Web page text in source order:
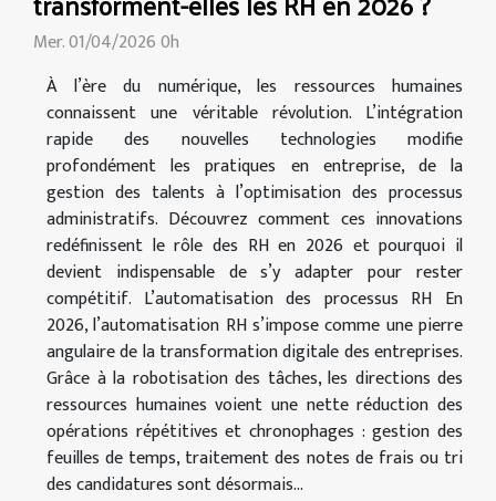
Mer. 01/04/2026 0h
À l’ère du numérique, les ressources humaines
connaissent une véritable révolution. L’intégration
rapide des nouvelles technologies modifie
profondément les pratiques en entreprise, de la
gestion des talents à l’optimisation des processus
administratifs. Découvrez comment ces innovations
redéfinissent le rôle des RH en 2026 et pourquoi il
devient indispensable de s’y adapter pour rester
compétitif. L’automatisation des processus RH En
2026, l’automatisation RH s’impose comme une pierre
angulaire de la transformation digitale des entreprises.
Grâce à la robotisation des tâches, les directions des
ressources humaines voient une nette réduction des
opérations répétitives et chronophages : gestion des
feuilles de temps, traitement des notes de frais ou tri
des candidatures sont désormais...